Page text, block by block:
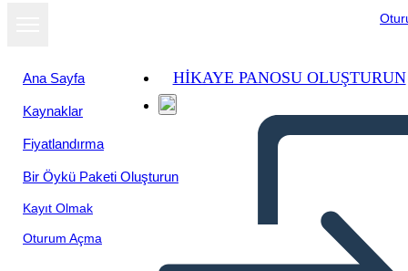
Ana Sayfa
Kaynaklar
Fiyatlandırma
Bir Öykü Paketi Oluşturun
Kayıt Olmak
Oturum Açma
HIKAYE PANOSU OLUŞTURUN